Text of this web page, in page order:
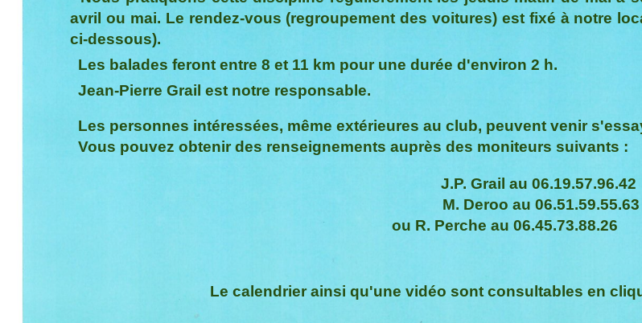
avril ou mai. Le rendez-vous (regroupement des voitures) est fixé à notre
ci-dessous).
Les balades feront entre 8 et 11 km pour une durée d'environ 2 h.
Jean-Pierre Grail est notre responsable.
Les personnes intéressées, même extérieures au club, peuvent venir
Vous pouvez obtenir des renseignements auprès des moniteurs suivants :
J.P. Grail au 06.19.57.96.42
M. Deroo au 06.51.59.55.63
ou R. Perche au06.45.73.88.26
Le calendrier ainsi qu'une vidéo sont consultables en